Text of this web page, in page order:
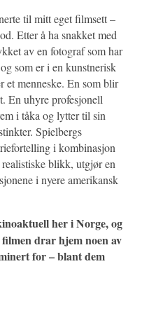
til mitt eget filmsett –
Etter å ha snakket med
av en fotograf som har
som er i en kunstnerisk
et menneske. En som blir
En uhyre profesjonell
i tåka og lytter til sin
Spielbergs
i kombinasjon
blikk, utgjør en
i nyere amerikansk
her i Norge, og
drar hjem noen av
for – blant dem